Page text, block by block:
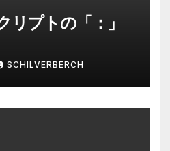
リプトの「：」
SCHILVERBERCH